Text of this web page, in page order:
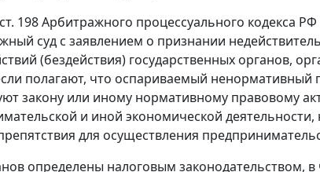
ст. 198Арбитражного процессуального кодекса
суд с заявлением о признании
(бездействия) государственных органов,
полагают, что оспариваемый ненормативный
закону или иному нормативному правовому
и иной экономической деятельности,
для осуществления
определены налоговым законодательством, в